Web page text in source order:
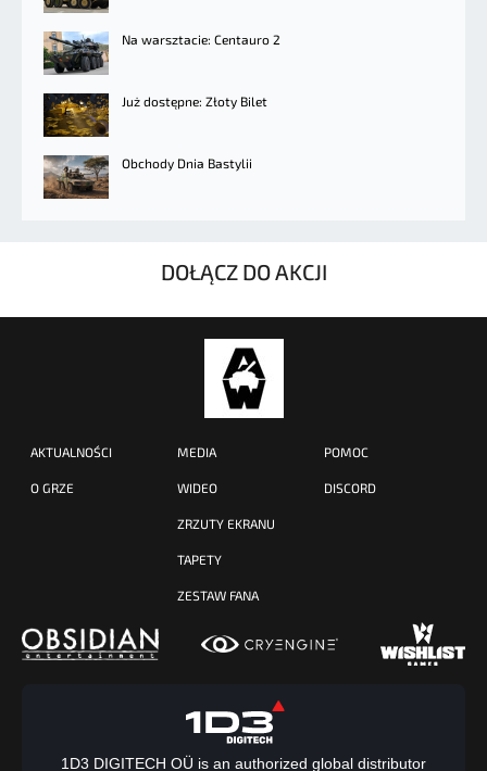
Na warsztacie: Centauro 2
Już dostępne: Złoty Bilet
Obchody Dnia Bastylii
DOŁĄCZ DO AKCJI
AKTUALNOŚCI
O GRZE
MEDIA
WIDEO
ZRZUTY EKRANU
TAPETY
ZESTAW FANA
POMOC
DISCORD
1D3 DIGITECH OÜ is an authorized global distributor